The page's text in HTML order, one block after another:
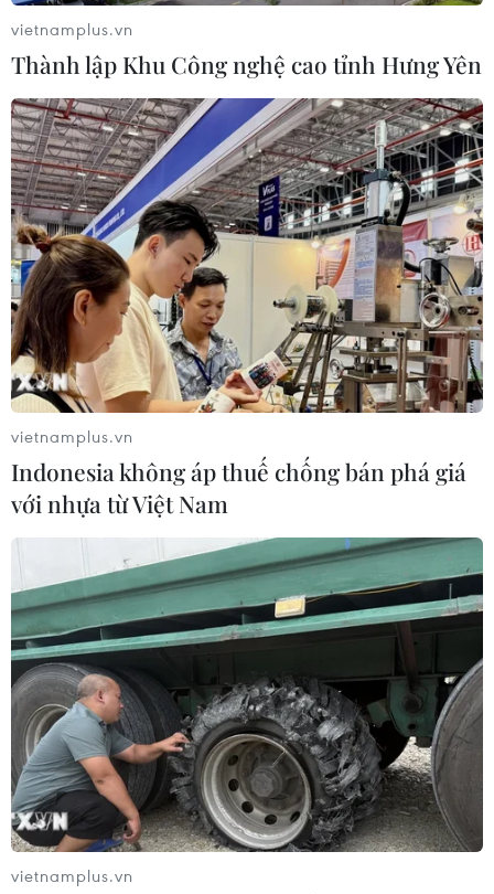
vietnamplus.vn
Thành lập Khu Công nghệ cao tỉnh Hưng Yên
vietnamplus.vn
Indonesia không áp thuế chống bán phá giá
với nhựa từ Việt Nam
vietnamplus.vn